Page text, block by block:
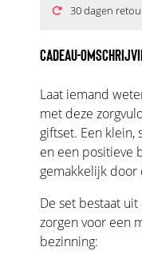
30 dagen
CADEAU-
Laat iemand
met deze
giftset. Een klein,
en een positieve
gemakkelijk door
De set bestaat
zorgen voor een
bezinning: